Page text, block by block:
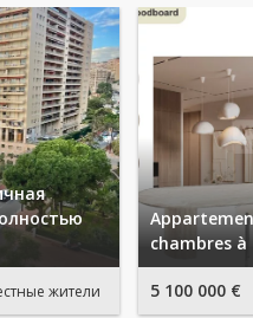
жители
chambres
5 100 000 €